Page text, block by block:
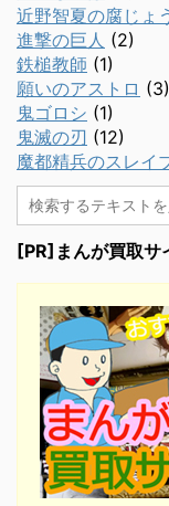
近野智夏の腐じょ
進撃の巨人 (2)
鉄槌教師 (1)
願いのアストロ (3)
鬼ゴロシ (1)
鬼滅の刃 (12)
魔都精兵のスレイ
[PR]まんが買取サ